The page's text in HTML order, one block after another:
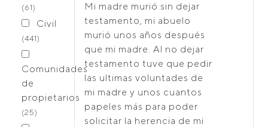
(61)
Civil
(441)
Comunidades
de
propietarios
(25)
Mi madre murió sin dejar
testamento, mi abuelo
murió unos años después
que mi madre. Al no dejar
testamento tuve que pedir
las ultimas voluntades de
mi madre y unos cuantos
papeles más para poder
solicitar la herencia de mi